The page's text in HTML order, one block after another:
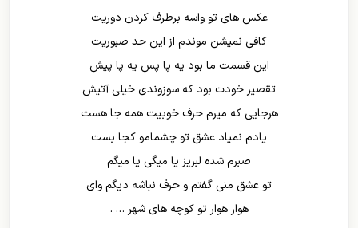
عکس های تو واسه برطرف کردن دوریت
کافی نمیشن موندم از این حد صبوریت
این قسمت ما بود یه پا پس یه پا پیش
تقصیر خودت بود که سوزوندی خیلی آتیش
هرجایی که میرم حرف خوبیت همه جا هست
یادم نمیاد عشق تو چشمامو کجا بست
صبرم شده لبریز یا میگی یا میگم
تو عشق منی گفتم و حرف نباشه دیگم وای
هوار هوار تو کوچه های شهر … .